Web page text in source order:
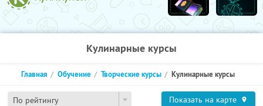
Кулинарные курсы
По рейтингу
Главная Обучение Творческие курсы Кулинарные курсы
Показать на карте